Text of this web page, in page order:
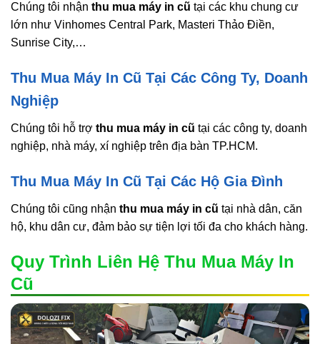
Chúng tôi nhận thu mua máy in cũ tại các khu chung cư
lớn như Vinhomes Central Park, Masteri Thảo Điền,
Sunrise City,…
Thu Mua Máy In Cũ Tại Các Công Ty, Doanh
Nghiệp
Chúng tôi hỗ trợ thu mua máy in cũ tại các công ty, doanh
nghiệp, nhà máy, xí nghiệp trên địa bàn TP.HCM.
Thu Mua Máy In Cũ Tại Các Hộ Gia Đình
Chúng tôi cũng nhận thu mua máy in cũ tại nhà dân, căn
hộ, khu dân cư, đảm bảo sự tiện lợi tối đa cho khách hàng.
Quy Trình Liên Hệ Thu Mua Máy In
Cũ